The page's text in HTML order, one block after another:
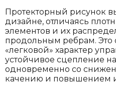
Протекторный рисунок
дизайне, отличаясь
элементов и их
продольным ребрам. Это
«легковой» характер
устойчивое сцепление
одновременно со
качению и повышением